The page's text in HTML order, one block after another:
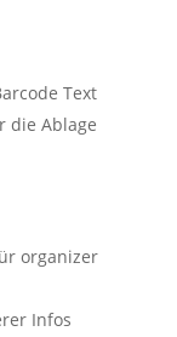
Text
die Ablage
organizer
Infos